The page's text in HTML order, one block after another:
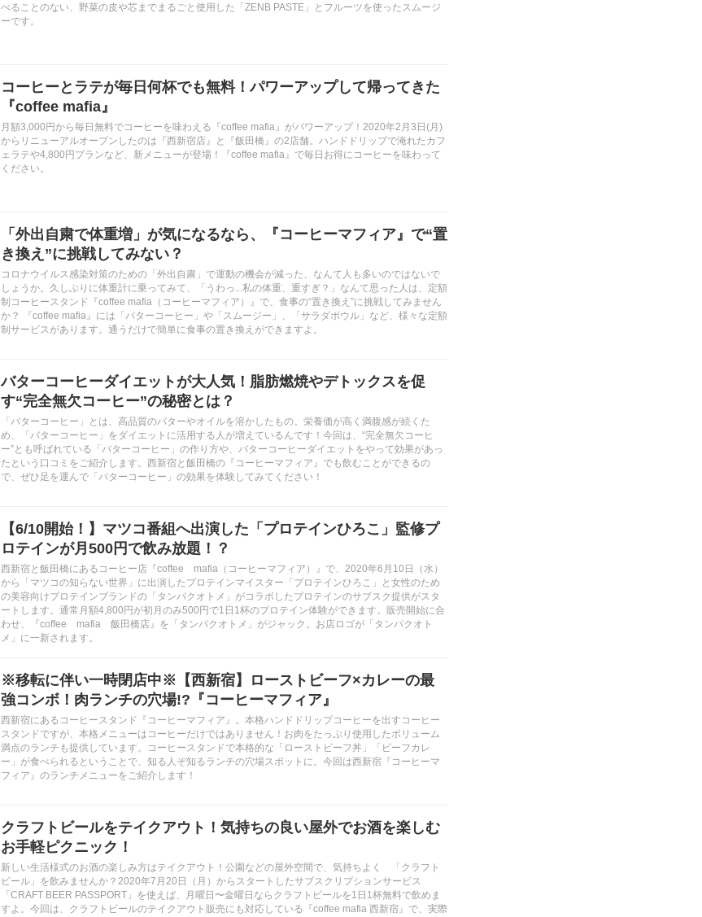
べることのない、野菜の皮や芯までまるごと使用した「ZENB PASTE」とフルーツを使ったスムージ
ーです。
コーヒーとラテが毎日何杯でも無料！パワーアップして帰ってきた
『coffee mafia』
月額3,000円から毎日無料でコーヒーを味わえる『coffee mafia』がパワーアップ！2020年2月3日(月)
からリニューアルオープンしたのは『西新宿店』と『飯田橋』の2店舗。ハンドドリップで淹れたカフ
ェラテや4,800円プランなど、新メニューが登場！『coffee mafia』で毎日お得にコーヒーを味わって
ください。
「外出自粛で体重増」が気になるなら、『コーヒーマフィア』で“置
き換え”に挑戦してみない？
コロナウイルス感染対策のための「外出自粛」で運動の機会が減った、なんて人も多いのではないで
しょうか。久しぶりに体重計に乗ってみて、「うわっ...私の体重、重すぎ？」なんて思った人は、定額
制コーヒースタンド『coffee mafia（コーヒーマフィア）』で、食事の“置き換え”に挑戦してみません
か？ 『coffee mafia』には「バターコーヒー」や「スムージー」、「サラダボウル」など、様々な定額
制サービスがあります。通うだけで簡単に食事の置き換えができますよ。
バターコーヒーダイエットが大人気！脂肪燃焼やデトックスを促
す“完全無欠コーヒー”の秘密とは？
「バターコーヒー」とは、高品質のバターやオイルを溶かしたもの。栄養価が高く満腹感が続くた
め、「バターコーヒー」をダイエットに活用する人が増えているんです！今回は、“完全無欠コーヒ
ー”とも呼ばれている「バターコーヒー」の作り方や、バターコーヒーダイエットをやって効果があっ
たという口コミをご紹介します。西新宿と飯田橋の『コーヒーマフィア』でも飲むことができるの
で、ぜひ足を運んで「バターコーヒー」の効果を体験してみてください！
【6/10開始！】マツコ番組へ出演した「プロテインひろこ」監修プ
ロテインが月500円で飲み放題！？
西新宿と飯田橋にあるコーヒー店『coffee mafia（コーヒーマフィア）』で、2020年6月10日（水）
から「マツコの知らない世界」に出演したプロテインマイスター「プロテインひろこ」と女性のため
の美容向けプロテインブランドの「タンパクオトメ」がコラボしたプロテインのサブスク提供がスタ
ートします。通常月額4,800円が初月のみ500円で1日1杯のプロテイン体験ができます。販売開始に合
わせ、『coffee mafia 飯田橋店』を「タンパクオトメ」がジャック。お店ロゴが「タンパクオト
メ」に一新されます。
※移転に伴い一時閉店中※【西新宿】ローストビーフ×カレーの最
強コンボ！肉ランチの穴場!?『コーヒーマフィア』
西新宿にあるコーヒースタンド『コーヒーマフィア』。本格ハンドドリップコーヒーを出すコーヒー
スタンドですが、本格メニューはコーヒーだけではありません！お肉をたっぷり使用したボリューム
満点のランチも提供しています。コーヒースタンドで本格的な「ローストビーフ丼」「ビーフカレ
ー」が食べられるということで、知る人ぞ知るランチの穴場スポットに。今回は西新宿『コーヒーマ
フィア』のランチメニューをご紹介します！
クラフトビールをテイクアウト！気持ちの良い屋外でお酒を楽しむ
お手軽ピクニック！
新しい生活様式のお酒の楽しみ方はテイクアウト！公園などの屋外空間で、気持ちよく 「クラフト
ビール」を飲みませんか？2020年7月20日（月）からスタートしたサブスクリプションサービス
「CRAFT BEER PASSPORT」を使えば、月曜日〜金曜日ならクラフトビールを1日1杯無料で飲めま
すよ。今回は、クラフトビールのテイクアウト販売にも対応している『coffee mafia 西新宿』で、実際